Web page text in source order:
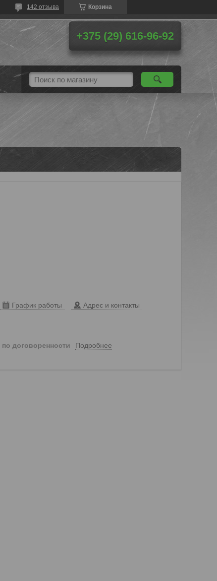
Корзина
142 отзыва
+375 (29) 616-96-92
График работы Адрес и контакты
по договоренности Подробнее